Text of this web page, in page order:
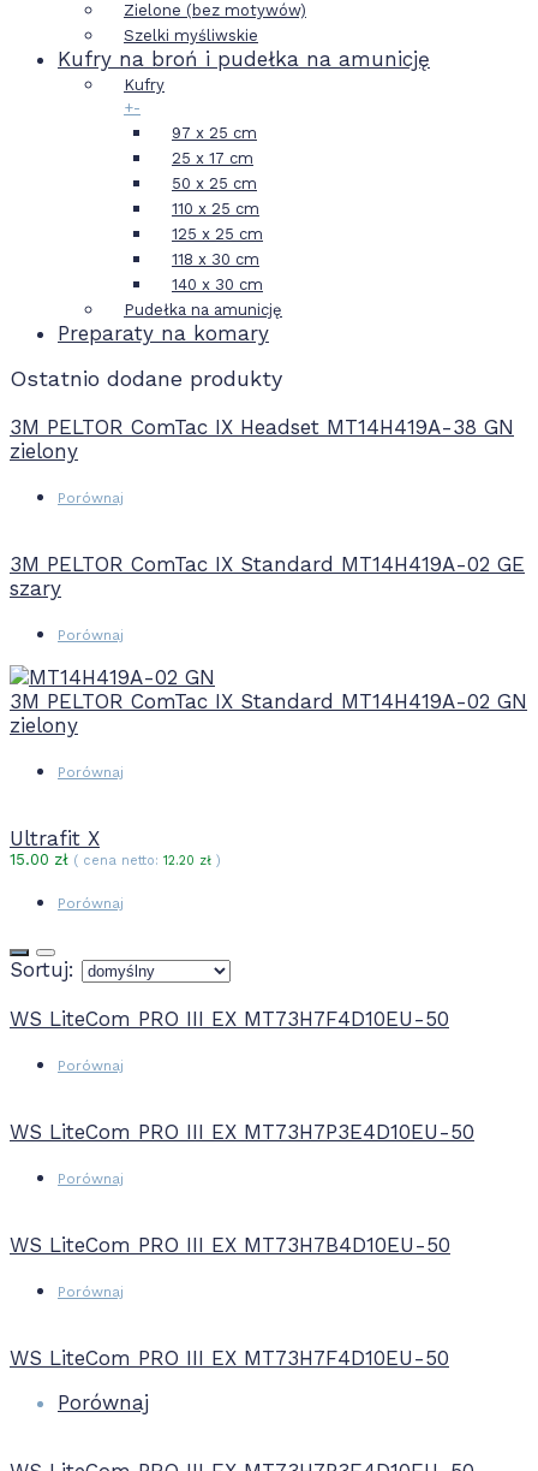
Zielone (bez motywów)
Szelki myśliwskie
Kufry na broń i pudełka na amunicję
Kufry
+-
97 x 25 cm
25 x 17 cm
50 x 25 cm
110 x 25 cm
125 x 25 cm
118 x 30 cm
140 x 30 cm
Pudełka na amunicję
Preparaty na komary
Ostatnio dodane produkty
3M PELTOR ComTac IX Headset MT14H419A-38 GN
zielony
Porównaj
3M PELTOR ComTac IX Standard MT14H419A-02 GE
szary
Porównaj
3M PELTOR ComTac IX Standard MT14H419A-02 GN
zielony
Porównaj
Ultrafit X
15.00 zł ( cena netto: 12.20 zł )
Porównaj
Sortuj:
WS LiteCom PRO III EX MT73H7F4D10EU-50
Porównaj
WS LiteCom PRO III EX MT73H7P3E4D10EU-50
Porównaj
WS LiteCom PRO III EX MT73H7B4D10EU-50
Porównaj
WS LiteCom PRO III EX MT73H7F4D10EU-50
Porównaj